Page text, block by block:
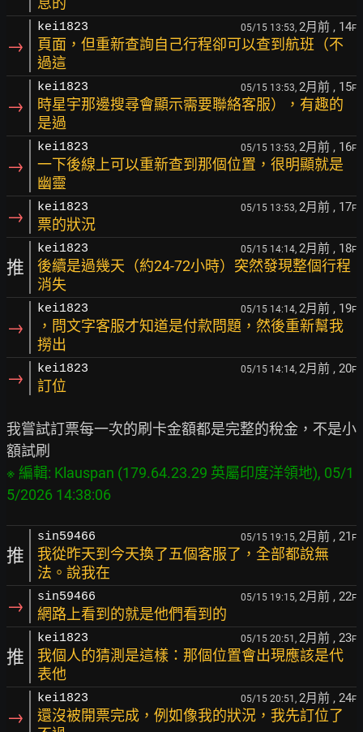
→
kei1823 05/15 13:53, 2月前 , 14F
頁面，但重新查詢自己行程卻可以查到航班（不
過這
→
kei1823 05/15 13:53, 2月前 , 15F
時星宇那邊搜尋會顯示需要聯絡客服），有趣的
是過
→
kei1823 05/15 13:53, 2月前 , 16F
一下後線上可以重新查到那個位置，很明顯就是
幽靈
→ kei1823 05/15 13:53, 2月前 , 17F
票的狀況
推
kei1823 05/15 14:14, 2月前 , 18F
後續是過幾天（約24-72小時）突然發現整個行程
消失
→
kei1823 05/15 14:14, 2月前 , 19F
，問文字客服才知道是付款問題，然後重新幫我
撈出
→ kei1823 05/15 14:14, 2月前 , 20F
訂位
我嘗試訂票每一次的刷卡金額都是完整的稅金，不是小
※ 編輯: Klauspan (179.64.23.29 英屬印度洋領地), 05/1
推
sin59466 05/15 19:15, 2月前 , 21 F
我從昨天到今天換了五個客服了，全部都說無
法。說我在
→ sin59466 05/15 19:15, 2月前 , 22F
網路上看到的就是他們看到的
推
kei1823 05/15 20:51, 2月前 , 23F
我個人的猜測是這樣：那個位置會出現應該是代
表他
→
kei1823 05/15 20:51, 2月前 , 24F
還沒被開票完成，例如像我的狀況，我先訂位了